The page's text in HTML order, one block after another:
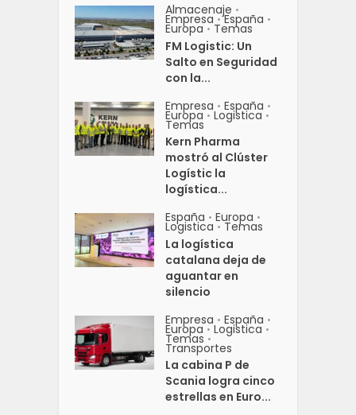
Almacenaje •
Empresa • España •
Europa • Temas
FM Logistic: Un
Salto en Seguridad
con la...
Empresa • España •
Europa • Logistica •
Temas
Kern Pharma
mostró al Clúster
Logístic la
logística...
España • Europa •
Logistica • Temas
La logística
catalana deja de
aguantar en
silencio
Empresa • España •
Europa • Logistica •
Temas •
Transportes
La cabina P de
Scania logra cinco
estrellas en Euro...